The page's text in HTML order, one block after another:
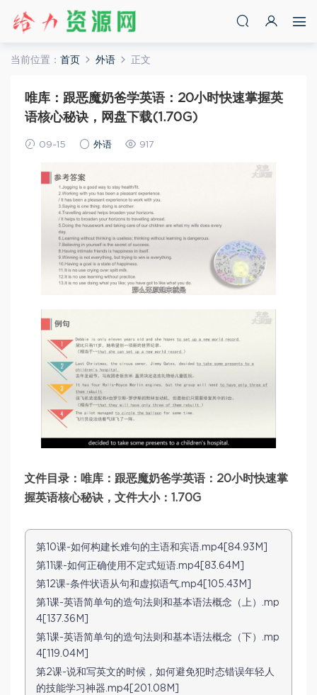
当前位置： 首页 外语 正文
唯库：跟恶魔奶爸学英语：20小时快速掌握英
语核心秘诀，网盘下载(1.70G)
09-15 外语 917
文件目录：唯库：跟恶魔奶爸学英语：20小时快速掌
握英语核心秘诀，文件大小：1.70G
第10课-如何构建长难句的主语和宾语.mp4[84.93M]
第11课-如何正确使用不定式短语.mp4[83.64M]
第12课-条件状语从句和虚拟语气.mp4[105.43M]
第1课-英语简单句的造句法则和基本语法概念（上）.mp
4[137.36M]
第1课-英语简单句的造句法则和基本语法概念（下）.mp
4[119.04M]
第2课-说和写英文的时候，如何避免犯时态错误年轻人
的技能学习神器.mp4[201.08M]